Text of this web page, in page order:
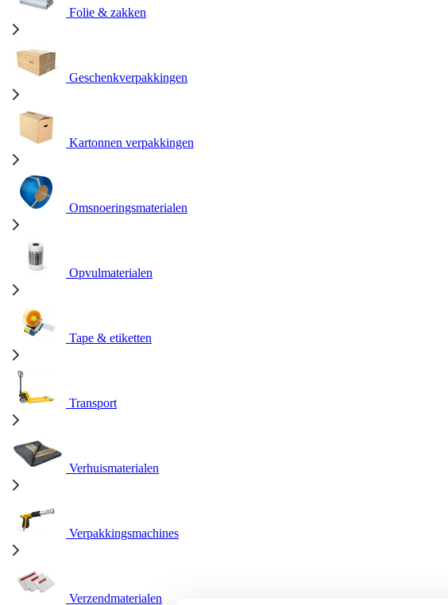
Folie & zakken
Geschenkverpakkingen
Kartonnen verpakkingen
Omsnoeringsmaterialen
Opvulmaterialen
Tape & etiketten
Transport
Verhuismaterialen
Verpakkingsmachines
Verzendmaterialen